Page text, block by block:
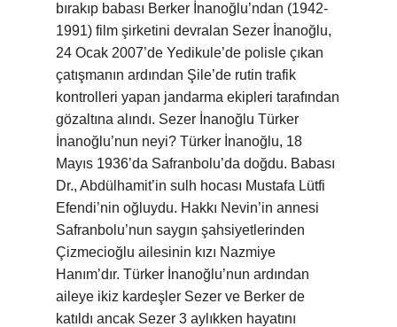
bırakıp babası Berker İnanoğlu’ndan (1942-
1991) film şirketini devralan Sezer İnanoğlu,
24 Ocak 2007’de Yedikule’de polisle çıkan
çatışmanın ardından Şile’de rutin trafik
kontrolleri yapan jandarma ekipleri tarafından
gözaltına alındı. Sezer İnanoğlu Türker
İnanoğlu’nun neyi? Türker İnanoğlu, 18
Mayıs 1936’da Safranbolu’da doğdu. Babası
Dr., Abdülhamit’in sulh hocası Mustafa Lütfi
Efendi’nin oğluydu. Hakkı Nevin’in annesi
Safranbolu’nun saygın şahsiyetlerinden
Çizmecioğlu ailesinin kızı Nazmiye
Hanım’dır. Türker İnanoğlu’nun ardından
aileye ikiz kardeşler Sezer ve Berker de
katıldı ancak Sezer 3 aylıkken hayatını